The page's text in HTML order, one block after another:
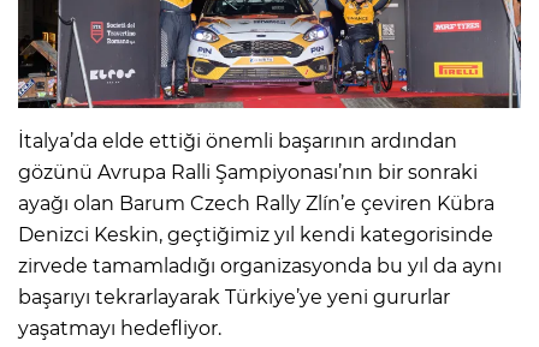
İtalya’da elde ettiği önemli başarının ardından
gözünü Avrupa Ralli Şampiyonası’nın bir sonraki
ayağı olan Barum Czech Rally Zlín’e çeviren Kübra
Denizci Keskin, geçtiğimiz yıl kendi kategorisinde
zirvede tamamladığı organizasyonda bu yıl da aynı
başarıyı tekrarlayarak Türkiye’ye yeni gururlar
yaşatmayı hedefliyor.